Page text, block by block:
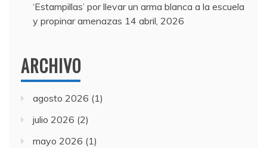
‘Estampillas’ por llevar un arma blanca a la escuela
y propinar amenazas 14 abril, 2026
ARCHIVO
agosto 2026 (1)
julio 2026 (2)
mayo 2026 (1)